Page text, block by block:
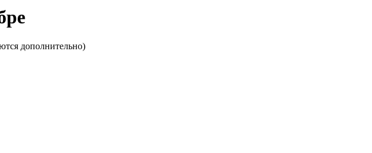
дополнительно)